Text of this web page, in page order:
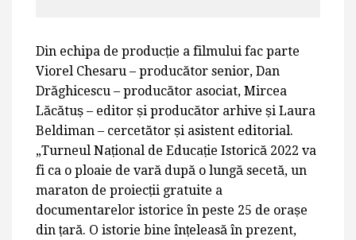
Din echipa de producție a filmului fac parte
Viorel Chesaru – producător senior, Dan
Drăghicescu – producător asociat, Mircea
Lăcătuș – editor și producător arhive și Laura
Beldiman – cercetător și asistent editorial.
„Turneul Național de Educație Istorică 2022 va
fi ca o ploaie de vară după o lungă secetă, un
maraton de proiecții gratuite a
documentarelor istorice în peste 25 de orașe
din țară. O istorie bine înțeleasă în prezent,